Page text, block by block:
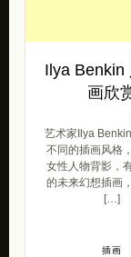
Ilya Benkin
画欣
艺术家Ilya
不同的插画风格
女性人物背影，
的未来幻想插画
[…]
插画